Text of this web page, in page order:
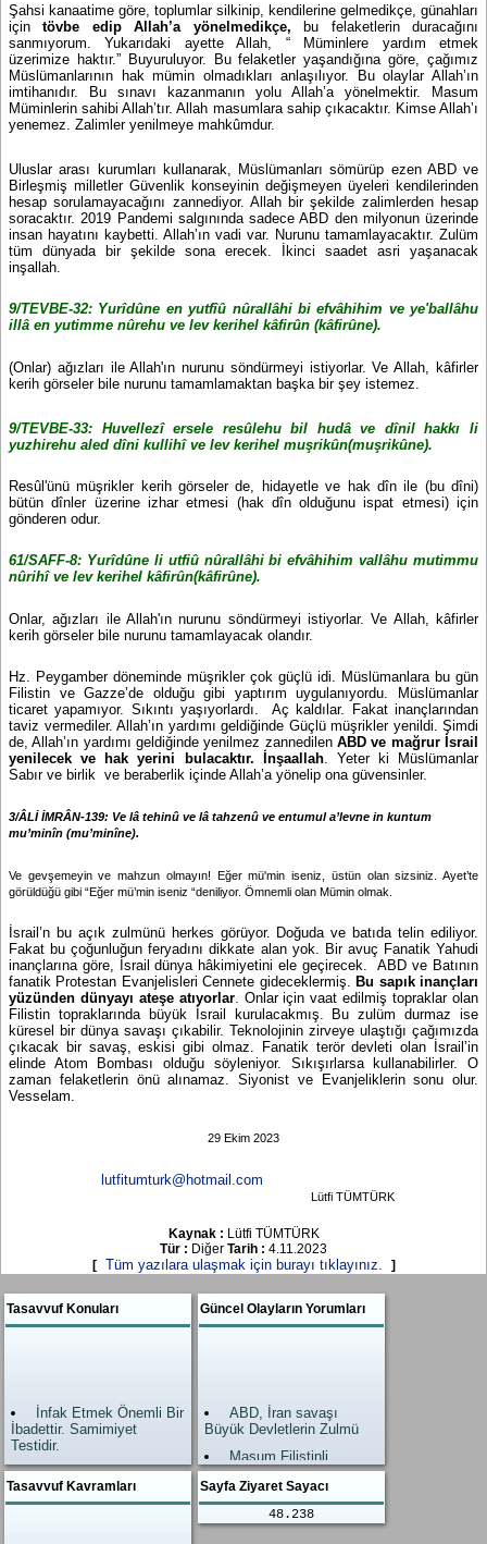
Şahsi kanaatime göre, toplumlar silkinip, kendilerine gelmedikçe, günahları
içintövbe edip Allah’a yönelmedikçe, bu felaketlerin duracağını
sanmıyorum. Yukarıdaki ayette Allah, “ Müminlere yardım etmek
üzerimize haktır.” Buyuruluyor. Bu felaketler yaşandığına göre, çağımız
Müslümanlarının hak mümin olmadıkları anlaşılıyor. Bu olaylar Allah’ın
imtihanıdır. Bu sınavı kazanmanın yolu Allah’a yönelmektir. Masum
Müminlerin sahibi Allah’tır. Allah masumlara sahip çıkacaktır. Kimse Allah’ı
yenemez. Zalimler yenilmeye mahkûmdur.
Uluslar arası kurumları kullanarak, Müslümanları sömürüp ezen ABD ve
Birleşmiş milletler Güvenlik konseyinin değişmeyen üyeleri kendilerinden
hesap sorulamayacağını zannediyor. Allah bir şekilde zalimlerden hesap
soracaktır. 2019 Pandemi salgınında sadece ABD den milyonun üzerinde
insan hayatını kaybetti. Allah’ın vadi var. Nurunu tamamlayacaktır. Zulüm
tüm dünyada bir şekilde sona erecek. İkinci saadet asri yaşanacak
inşallah.
9/TEVBE-32: Yurîdûne en yutfîû nûrallâhi bi efvâhihim ve ye'ballâhu
illâ en yutimme nûrehu ve lev kerihel kâfirûn (kâfirûne).
(Onlar) ağızları ile Allah'ın nurunu söndürmeyi istiyorlar. Ve Allah, kâfirler
kerih görseler bile nurunu tamamlamaktan başka bir şey istemez.
9/TEVBE-33: Huvellezî ersele resûlehu bil hudâ ve dînil hakkı li
yuzhirehu aled dîni kullihî ve lev kerihel muşrikûn(muşrikûne).
Resûl'ünü müşrikler kerih görseler de, hidayetle ve hak dîn ile (bu dîni)
bütün dînler üzerine izhar etmesi (hak dîn olduğunu ispat etmesi) için
gönderen odur.
61/SAFF-8: Yurîdûne li utfiû nûrallâhi bi efvâhihim vallâhu mutimmu
nûrihî ve lev kerihel kâfirûn(kâfirûne).
Onlar, ağızları ile Allah'ın nurunu söndürmeyi istiyorlar. Ve Allah, kâfirler
kerih görseler bile nurunu tamamlayacak olandır.
Hz. Peygamber döneminde müşrikler çok güçlü idi. Müslümanlara bu gün
Filistin ve Gazze’de olduğu gibi yaptırım uygulanıyordu. Müslümanlar
ticaret yapamıyor. Sıkıntı yaşıyorlardı.
Aç kaldılar. Fakat inançlarından
taviz vermediler. Allah’ın yardımı geldiğinde Güçlü müşrikler yenildi. Şimdi
de, Allah’ın yardımı geldiğinde yenilmez zannedilen ABD ve mağrur İsrail
yenilecek ve hak yerini bulacaktır. İnşaallah. Yeter ki Müslümanlar
Sabır ve birlik ve beraberlik içinde Allah’a yönelip ona güvensinler.
3/ÂLİ İMRÂN-139: Ve lâ tehinû ve lâ tahzenû ve entumul a’levne in kuntum
mu’minîn (mu’minîne).
Ve gevşemeyin ve mahzun olmayın! Eğer mü'min iseniz, üstün olan sizsiniz. Ayet’te
görüldüğü gibi “Eğer mü’min iseniz “deniliyor. Ömnemli olan Mümin olmak.
İsrail’n bu açık zulmünü herkes görüyor. Doğuda ve batıda telin ediliyor.
Fakat bu çoğunluğun feryadını dikkate alan yok. Bir avuç Fanatik Yahudi
inançlarına göre, İsrail dünya hâkimiyetini ele geçirecek.
ABD ve Batının
fanatik Protestan Evanjelisleri Cennete gideceklermiş.
Bu sapık inançları
yüzünden dünyayı ateşe atıyorlar. Onlar için vaat edilmiş topraklar olan
Filistin topraklarında büyük İsrail kurulacakmış. Bu zulüm durmaz ise
küresel bir dünya savaşı çıkabilir. Teknolojinin zirveye ulaştığı çağımızda
çıkacak bir savaş, eskisi gibi olmaz. Fanatik terör devleti olan İsrail’in
elinde Atom Bombası olduğu söyleniyor. Sıkışırlarsa kullanabilirler. O
zaman felaketlerin önü alınamaz. Siyonist ve Evanjeliklerin sonu olur.
Vesselam.
29 Ekim 2023
lutfitumturk@hotmail.com
Lütfi TÜMTÜRK
Kaynak : Lütfi TÜMTÜRK
Tür : Diğer Tarih : 4.11.2023
[ Tüm yazılara ulaşmak için burayı tıklayınız. ]
Tasavvuf Konuları
İnfak Etmek Önemli Bir
İbadettir. Samimiyet
Testidir.
Allah’ın Zikri, Zikrullah
En Büyük İbadettir.
Güncel Olayların Yorumları
ABD, İran savaşı
Büyük Devletlerin Zulmü
Masum Filistinli
kardeşlerimiz
Allah Yardımı geldi.
Zalimler neye uğradıkları
şaşırdı.
Tasavvuf Kavramları
Sayfa Ziyaret Sayacı
48.238